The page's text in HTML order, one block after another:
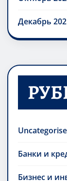
Декабрь
Банки и
Бизнес и